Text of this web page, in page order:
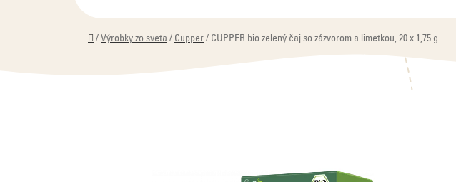
Domov
/ Výrobky zo sveta / Cupper / CUPPER bio zelený čaj so zázvorom a limetkou, 20 x 1,75 g